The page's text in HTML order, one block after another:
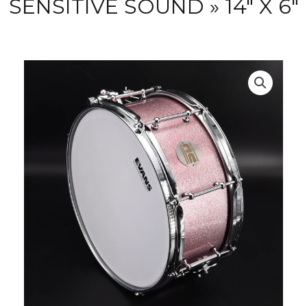
SENSITIVE SOUND » 14″ X 6″